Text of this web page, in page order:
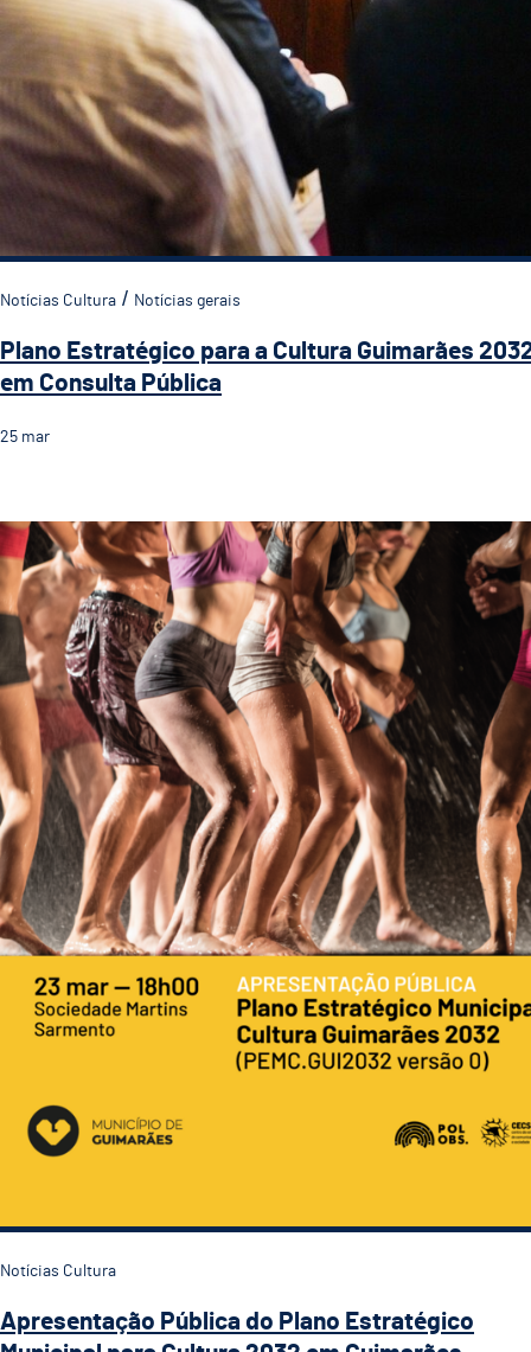
Notícias Cultura Notícias gerais
Plano Estratégico para a Cultura Guimarães
em Consulta Pública
25 mar
Apresentação Pública do Plano Estratégico
Notícias Cultura
Apresentação Pública do Plano Estratégico